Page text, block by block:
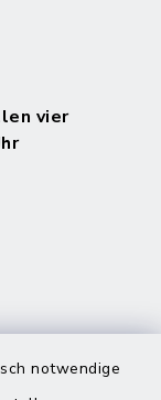
notwendige
vier